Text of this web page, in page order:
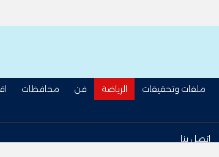
ملفات وتحقيقات الرياضة فن محافظات
اتصل بنا